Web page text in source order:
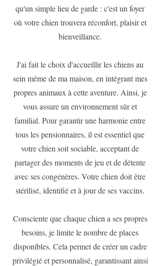
qu'un simple lieu de garde : c'est un foyer
où votre chien trouvera réconfort, plaisir et
bienveillance.
J'ai fait le choix d'accueillir les chiens au
sein même de ma maison, en intégrant mes
propres animaux à cette aventure. Ainsi, je
vous assure un environnement sûr et
familial. Pour garantir une harmonie entre
tous lespensionnaires, il est essentiel que
votre chien soit sociable, acceptant de
partager des moments de jeu et de détente
avec ses congénères. Votre chien doit être
stérilisé, identifié et à jour de ses vaccins.
Consciente que chaque chien a ses propres
besoins, je limite le nombre de places
disponibles. Cela permet de créer un cadre
privilégié et personnalisé, garantissant ainsi